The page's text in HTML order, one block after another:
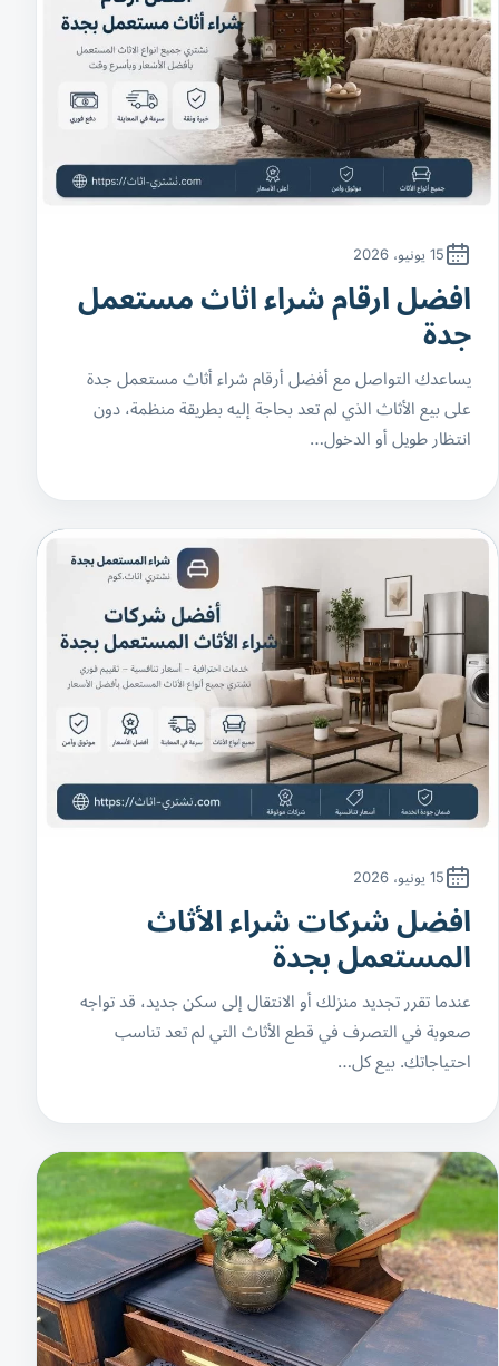
15 يونيو، 2026
افضل ارقام شراء اثاث مستعمل
جدة
يساعدك التواصل مع أفضل أرقام شراء أثاث مستعمل جدة
على بيع الأثاث الذي لم تعد بحاجة إليه بطريقة منظمة، دون
انتظار طويل أو الدخول…
15 يونيو، 2026
افضل شركات شراء الأثاث
المستعمل بجدة
عندما تقرر تجديد منزلك أو الانتقال إلى سكن جديد، قد تواجه
صعوبة في التصرف في قطع الأثاث التي لم تعد تناسب
احتياجاتك. بيع كل…